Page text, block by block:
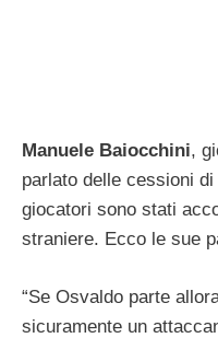
Manuele Baiocchini,
parlato delle cessioni di
giocatori sono stati
straniere. Ecco le sue
“Se Osvaldo parte
sicuramente un